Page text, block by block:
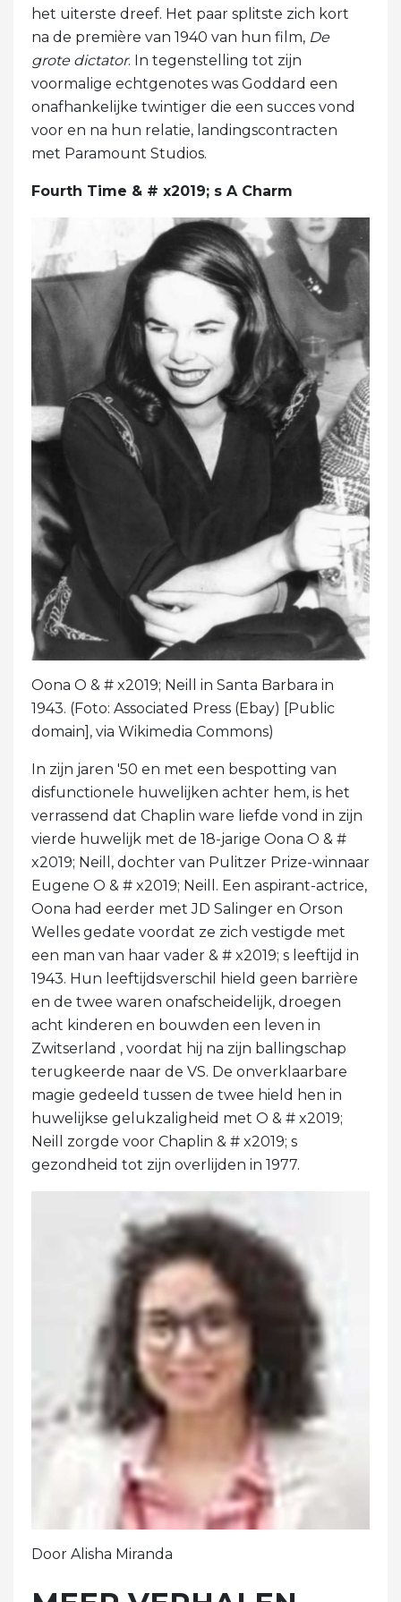
het uiterste dreef. Het paar splitste zich kort
na de première van 1940 van hun film, De
grote dictator. In tegenstelling tot zijn
voormalige echtgenotes was Goddard een
onafhankelijke twintiger die een succes vond
voor en na hun relatie, landingscontracten
met Paramount Studios.
Fourth Time & # x2019; s A Charm
Oona O & # x2019; Neill in Santa Barbara in
1943. (Foto: Associated Press (Ebay) [Public
domain], via Wikimedia Commons)
In zijn jaren '50 en met een bespotting van
disfunctionele huwelijken achter hem, is het
verrassend dat Chaplin ware liefde vond in zijn
vierde huwelijk met de 18-jarige Oona O & #
x2019; Neill, dochter van Pulitzer Prize-winnaar
Eugene O & # x2019; Neill. Een aspirant-actrice,
Oona had eerder met JD Salinger en Orson
Welles gedate voordat ze zich vestigde met
een man van haar vader & # x2019; s leeftijd in
1943. Hun leeftijdsverschil hield geen barrière
en de twee waren onafscheidelijk, droegen
acht kinderen en bouwden een leven in
Zwitserland , voordat hij na zijn ballingschap
terugkeerde naar de VS. De onverklaarbare
magie gedeeld tussen de twee hield hen in
huwelijkse gelukzaligheid met O & # x2019;
Neill zorgde voor Chaplin & # x2019; s
gezondheid tot zijn overlijden in 1977.
Door Alisha Miranda